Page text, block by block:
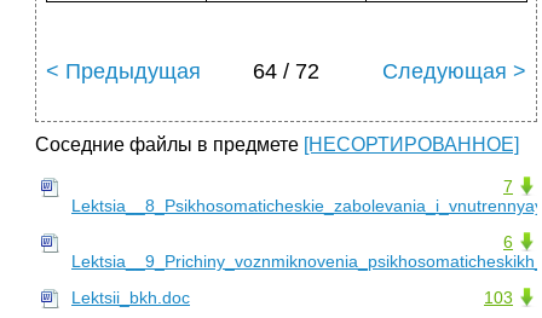
< Предыдущая 64 / 72 Следующая >
Соседние файлы в предмете [НЕСОРТИРОВАННОЕ]
7
6
103
Lektsii_bkh.doc